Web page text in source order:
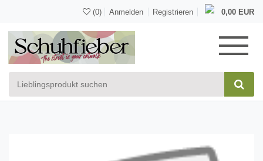
(0) Anmelden Registrieren 0,00 EUR